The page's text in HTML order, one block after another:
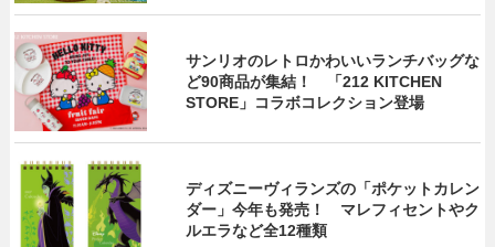
サンリオのレトロかわいいランチバッグな
ど90商品が集結！ 「212 KITCHEN
STORE」コラボコレクション登場
ディズニーヴィランズの「ポケットカレン
ダー」今年も発売！ マレフィセントやク
ルエラなど全12種類